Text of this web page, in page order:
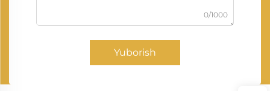
0/1000
Yuborish